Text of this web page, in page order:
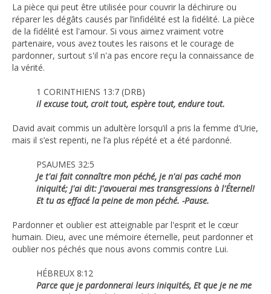
La pièce qui peut être utilisée pour couvrir la déchirure ou
réparer les dégâts causés par l’infidélité est la fidélité. La pièce
de la fidélité est l'amour. Si vous aimez vraiment votre
partenaire, vous avez toutes les raisons et le courage de
pardonner, surtout s'il n'a pas encore reçu la connaissance de
la vérité.
1 CORINTHIENS 13:7 (DRB)
il excuse tout, croit tout, espère tout, endure tout.
David avait commis un adultère lorsqu’il a pris la femme d'Urie,
mais il s’est repenti, ne l’a plus répété et a été pardonné.
PSAUMES 32:5
Je t'ai fait connaître mon péché, je n'ai pas caché mon
iniquité; J'ai dit: J'avouerai mes transgressions à l'Éternel!
Et tu as effacé la peine de mon péché. -Pause.
Pardonner et oublier est atteignable par l'esprit et le cœur
humain. Dieu, avec une mémoire éternelle, peut pardonner et
oublier nos péchés que nous avons commis contre Lui.
HÉBREUX 8:12
Parce que je pardonnerai leurs iniquités, Et que je ne me